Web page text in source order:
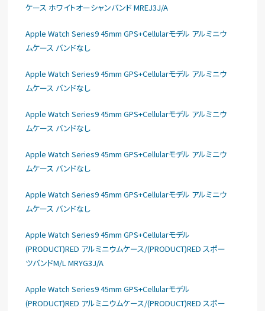
ケース ホワイトオーシャンバンド MREJ3J/A
Apple Watch Series9 45mm GPS+Cellularモデル アルミニウ
ムケース バンドなし
Apple Watch Series9 45mm GPS+Cellularモデル アルミニウ
ムケース バンドなし
Apple Watch Series9 45mm GPS+Cellularモデル アルミニウ
ムケース バンドなし
Apple Watch Series9 45mm GPS+Cellularモデル アルミニウ
ムケース バンドなし
Apple Watch Series9 45mm GPS+Cellularモデル アルミニウ
ムケース バンドなし
Apple Watch Series9 45mm GPS+Cellularモデル
(PRODUCT)RED アルミニウムケース/(PRODUCT)RED スポー
ツバンドM/L MRYG3J/A
Apple Watch Series9 45mm GPS+Cellularモデル
(PRODUCT)RED アルミニウムケース/(PRODUCT)RED スポー